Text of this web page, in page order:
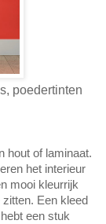
poedertinten
hout of laminaat.
het interieur
mooi kleurrijk
Een kleed
een stuk